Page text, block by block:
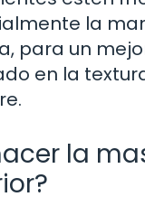
la
para un
en la
la